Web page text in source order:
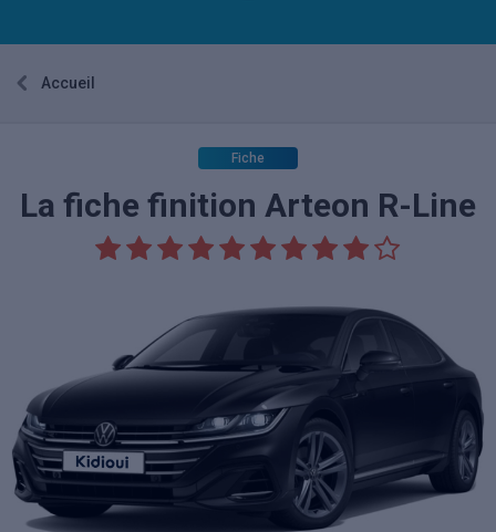
Accueil
Fiche
La fiche finition Arteon R-Line